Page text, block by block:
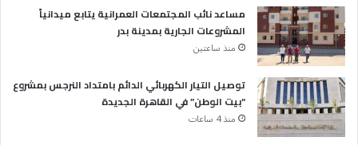
مساعد نائب المجتمعات العمرانية يتابع ميدانياً
المشروعات الجارية بمدينة بدر
منذ ساعتين
توصيل التيار الكهربائي الدائم بامتداد النرجس بمشروع
“بيت الوطن” في القاهرة الجديدة
منذ 4 ساعات